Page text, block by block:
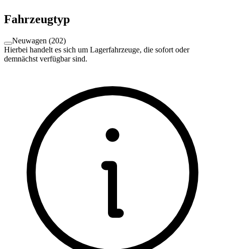
Fahrzeugtyp
Neuwagen (202)
Hierbei handelt es sich um Lagerfahrzeuge, die sofort oder
demnächst verfügbar sind.